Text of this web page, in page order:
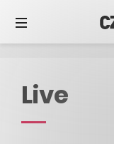
Live